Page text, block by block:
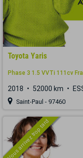
Toyota Yaris
Phase 3 1.5 VVTi 111cv
2018 52000 km
Saint-Paul - 97460
Vous arrivez trop tard